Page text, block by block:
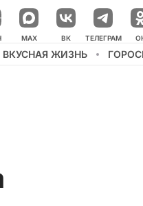
НАШ КАНАЛ В МЕССЕНДЖЕРЕ
MAX ВК ТЕЛЕГРАМ
ВКУСНАЯ ЖИЗНЬ